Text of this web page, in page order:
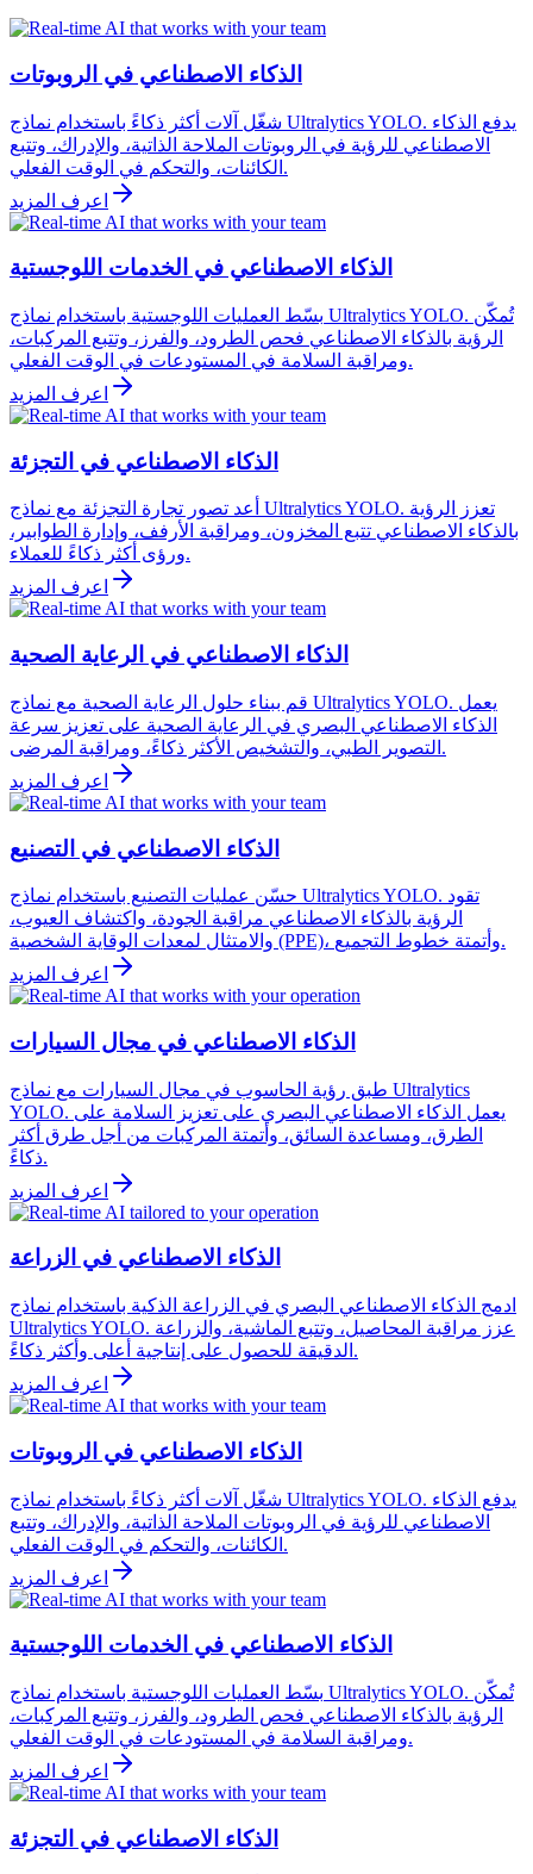
الذكاء الاصطناعي في الروبوتات
شغّل آلات أكثر ذكاءً باستخدام نماذج Ultralytics YOLO. يدفع الذكاء
الاصطناعي للرؤية في الروبوتات الملاحة الذاتية، والإدراك، وتتبع
الكائنات، والتحكم في الوقت الفعلي.
اعرف المزيد
الذكاء الاصطناعي في الخدمات اللوجستية
بسّط العمليات اللوجستية باستخدام نماذج Ultralytics YOLO. تُمكّن
الرؤية بالذكاء الاصطناعي فحص الطرود، والفرز، وتتبع المركبات،
ومراقبة السلامة في المستودعات في الوقت الفعلي.
اعرف المزيد
الذكاء الاصطناعي في التجزئة
أعد تصور تجارة التجزئة مع نماذج Ultralytics YOLO. تعزز الرؤية
بالذكاء الاصطناعي تتبع المخزون، ومراقبة الأرفف، وإدارة الطوابير،
ورؤى أكثر ذكاءً للعملاء.
اعرف المزيد
الذكاء الاصطناعي في الرعاية الصحية
قم ببناء حلول الرعاية الصحية مع نماذج Ultralytics YOLO. يعمل
الذكاء الاصطناعي البصري في الرعاية الصحية على تعزيز سرعة
التصوير الطبي، والتشخيص الأكثر ذكاءً، ومراقبة المرضى.
اعرف المزيد
الذكاء الاصطناعي في التصنيع
حسّن عمليات التصنيع باستخدام نماذج Ultralytics YOLO. تقود
الرؤية بالذكاء الاصطناعي مراقبة الجودة، واكتشاف العيوب،
والامتثال لمعدات الوقاية الشخصية (PPE)، وأتمتة خطوط التجميع.
اعرف المزيد
الذكاء الاصطناعي في مجال السيارات
طبق رؤية الحاسوب في مجال السيارات مع نماذج Ultralytics
YOLO. يعمل الذكاء الاصطناعي البصري على تعزيز السلامة على
الطرق، ومساعدة السائق، وأتمتة المركبات من أجل طرق أكثر
ذكاءً.
اعرف المزيد
الذكاء الاصطناعي في الزراعة
ادمج الذكاء الاصطناعي البصري في الزراعة الذكية باستخدام نماذج
Ultralytics YOLO. عزز مراقبة المحاصيل، وتتبع الماشية، والزراعة
الدقيقة للحصول على إنتاجية أعلى وأكثر ذكاءً.
اعرف المزيد
الذكاء الاصطناعي في الروبوتات
شغّل آلات أكثر ذكاءً باستخدام نماذج Ultralytics YOLO. يدفع الذكاء
الاصطناعي للرؤية في الروبوتات الملاحة الذاتية، والإدراك، وتتبع
الكائنات، والتحكم في الوقت الفعلي.
اعرف المزيد
الذكاء الاصطناعي في الخدمات اللوجستية
بسّط العمليات اللوجستية باستخدام نماذج Ultralytics YOLO. تُمكّن
الرؤية بالذكاء الاصطناعي فحص الطرود، والفرز، وتتبع المركبات،
ومراقبة السلامة في المستودعات في الوقت الفعلي.
اعرف المزيد
الذكاء الاصطناعي في التجزئة